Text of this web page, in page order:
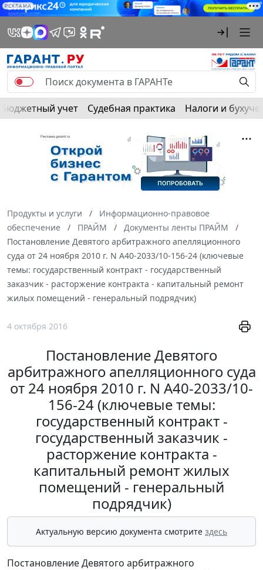
РЕКЛАМА
Бюджетный учет Судебная практика Налоги и
Продукты и услуги
Информационно-правовое
обеспечение
ПРАЙМ
Документы ленты ПРАЙМ
Постановление Девятого арбитражного апелляционного
суда от 24 ноября 2010 г. N А40-2033/10-156-24 (ключевые
темы: государственный контракт - государственный
заказчик - расторжение контракта - капитальный ремонт
жилых помещений - генеральный подрядчик)
4 октября 2016
Постановление Девятого
арбитражного апелляционного суда
от 24 ноября 2010 г. N А40-2033/10-
156-24 (ключевые темы:
государственный контракт -
государственный заказчик -
расторжение контракта -
капитальный ремонт жилых
помещений - генеральный
подрядчик)
Актуальную версию документа смотрите здесь
Постановление Девятого арбитражного